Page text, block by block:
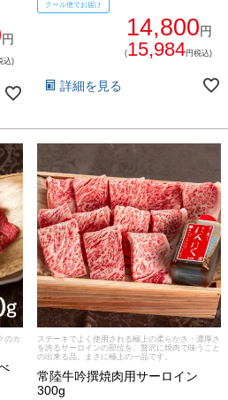
ゃぶ
グ
カレー
ュトリー
円
込)
クール便でお届け
14,800円
(15,984円税込)
詳細を見る
のカ
ステーキでよく使用される極上の柔らかさ・濃厚さ
を誇るサーロインの部位を、贅沢に焼肉で味うこと
の出来る品。まさに極上の一品です。
常陸牛吟撰焼肉用サーロイン
300g